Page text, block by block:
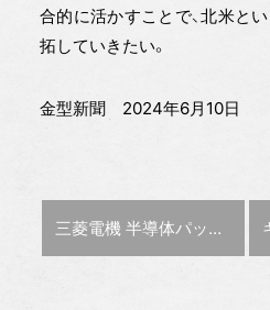
合的に活かすことで、北米と
拓していきたい。
金型新聞 2024年6月10日
前の記事 :
三菱電機 半導体パッケージ仕様機による高精度梨地加工技術【金型テクノラボ】